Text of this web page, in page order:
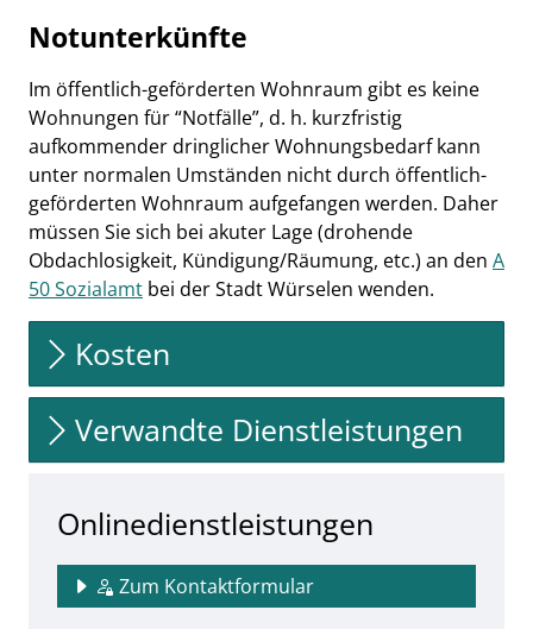
Notunterkünfte
Im öffentlich-geförderten Wohnraum gibt es keine
Wohnungen für “Notfälle”, d. h. kurzfristig
aufkommender dringlicher Wohnungsbedarf kann
unter normalen Umständen nicht durch öffentlich-
geförderten Wohnraum aufgefangen werden. Daher
müssen Sie sich bei akuter Lage (drohende
Obdachlosigkeit, Kündigung/Räumung, etc.) an den A
50 Sozialamt bei der Stadt Würselen wenden.
Kosten
Verwandte Dienstleistungen
Onlinedienstleistungen
Zum Kontaktformular